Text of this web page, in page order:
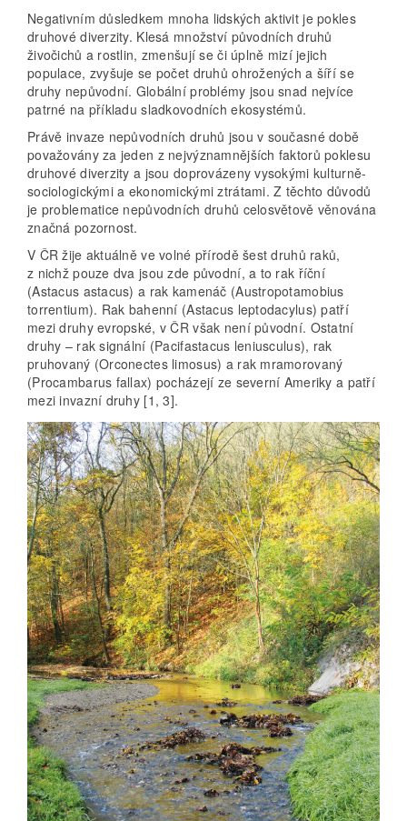
Negativním důsledkem mnoha lidských aktivit je pokles
druhové diverzity. Klesá množství původních druhů
živočichů a rostlin, zmenšují se či úplně mizí jejich
populace, zvyšuje se počet druhů ohrožených a šíří se
druhy nepůvodní. Globální problémy jsou snad nejvíce
patrné na příkladu sladkovodních ekosystémů.
Právě invaze nepůvodních druhů jsou v současné době
považovány za jeden z nejvýznamnějších faktorů poklesu
druhové diverzity a jsou doprovázeny vysokými kulturně-
sociologickými a ekonomickými ztrátami. Z těchto důvodů
je problematice nepůvodních druhů celosvětově věnována
značná pozornost.
V ČR žije aktuálně ve volné přírodě šest druhů raků,
z nichž pouze dva jsou zde původní, a to rak říční
(Astacus astacus) a rak kamenáč (Austropotamobius
torrentium). Rak bahenní (Astacus leptodacylus) patří
mezi druhy evropské, v ČR však není původní. Ostatní
druhy – rak signální (Pacifastacus leniusculus), rak
pruhovaný (Orconectes limosus) a rak mramorovaný
(Procambarus fallax) pocházejí ze severní Ameriky a patří
mezi invazní druhy [1, 3].